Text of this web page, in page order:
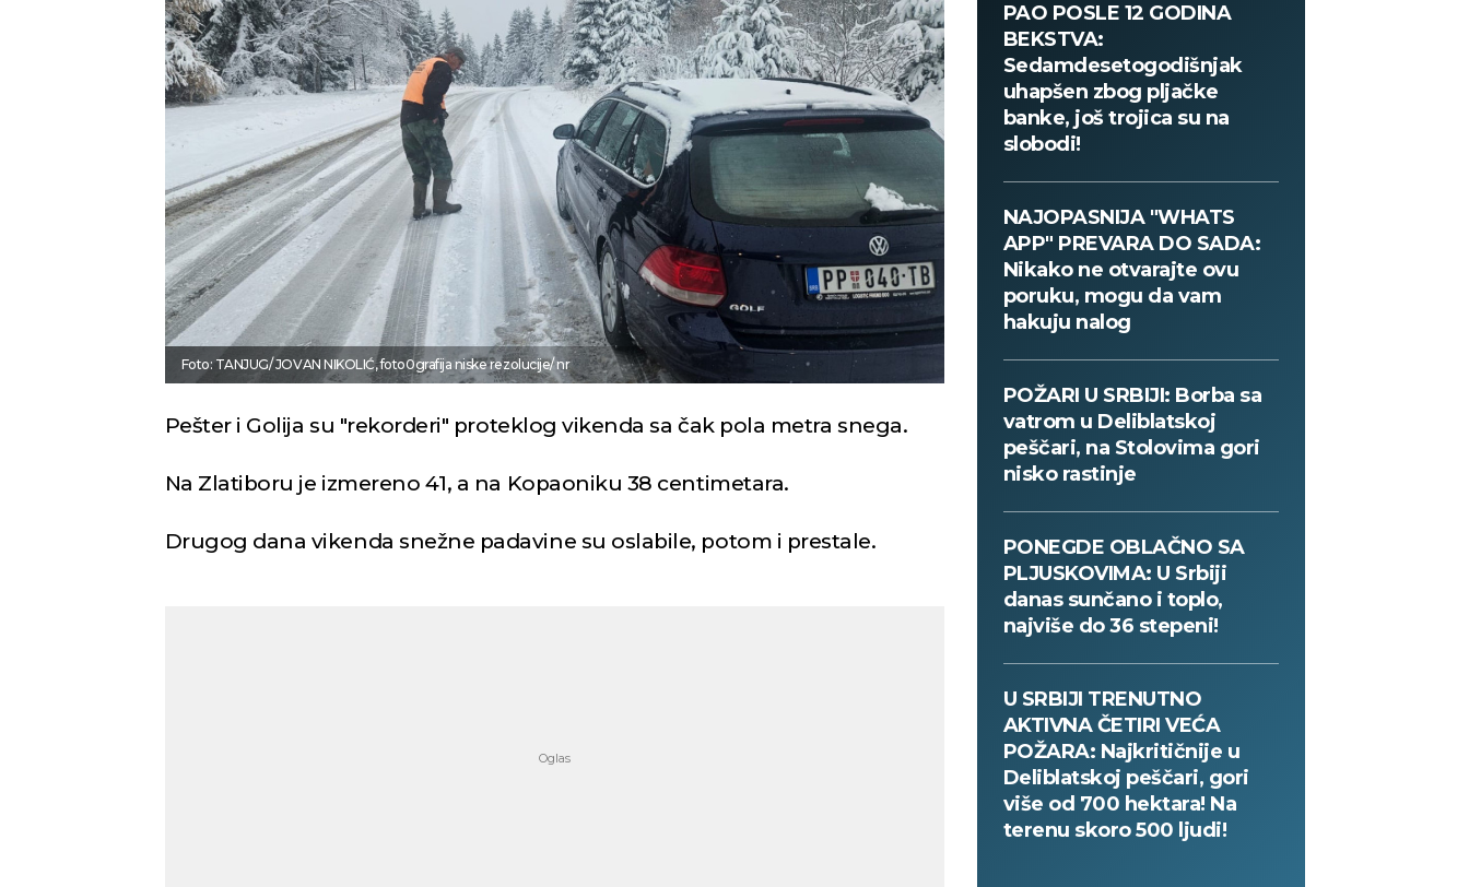
Foto: TANJUG/ JOVAN NIKOLIĆ, foto0grafija niske rezolucije/ nr
Pešter i Golija su "rekorderi" proteklog vikenda sa čak pola metra snega.
Na Zlatiboru je izmereno 41, a na Kopaoniku 38 centimetara.
Drugog dana vikenda snežne padavine su oslabile, potom i prestale.
PAO POSLE 12 GODINA
BEKSTVA:
Sedamdesetogodišnjak
uhapšen zbog pljačke
banke, još trojica su na
slobodi!
NAJOPASNIJA "WHATS
APP" PREVARA DO SADA:
Nikako ne otvarajte ovu
poruku, mogu da vam
hakuju nalog
POŽARI U SRBIJI: Borba sa
vatrom u Deliblatskoj
peščari, na Stolovima gori
nisko rastinje
PONEGDE OBLAČNO SA
PLJUSKOVIMA: U Srbiji
danas sunčano i toplo,
najviše do 36 stepeni!
U SRBIJI TRENUTNO
AKTIVNA ČETIRI VEĆA
POŽARA: Najkritičnije u
Deliblatskoj peščari, gori
više od 700 hektara! Na
terenu skoro 500 ljudi!